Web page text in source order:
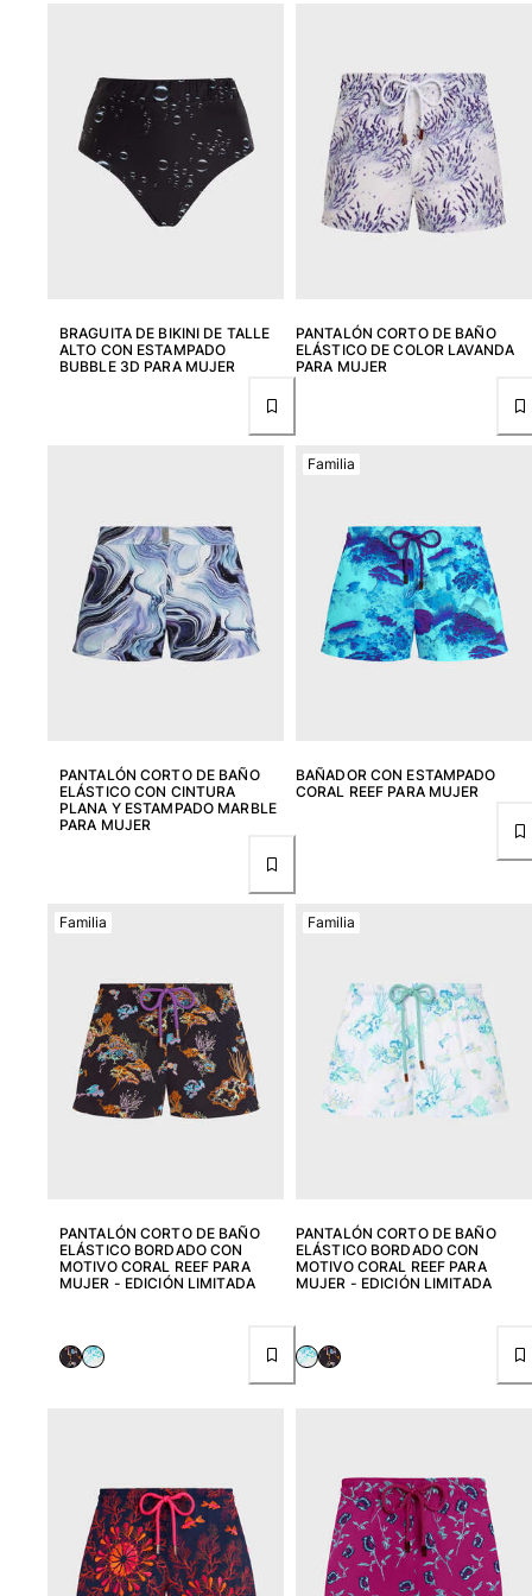
Devolución
Entrega
Preguntas más frecuentes
Buscar una tienda
Contáctanos
BRAGUITA DE BIKINI DE TALLE
ALTO CON ESTAMPADO
BUBBLE 3D PARA MUJER
PANTALÓN CORTO DE BAÑO
ELÁSTICO DE COLOR LAVANDA
PARA MUJER
PANTALÓN CORTO DE BAÑO
ELÁSTICO CON CINTURA
PLANA Y ESTAMPADO MARBLE
PARA MUJER
BAÑADOR CON ESTAMPADO
CORAL REEF PARA MUJER
Familia
PANTALÓN CORTO DE BAÑO
ELÁSTICO BORDADO CON
MOTIVO CORAL REEF PARA
MUJER - EDICIÓN LIMITADA
Familia
PANTALÓN CORTO DE BAÑO
ELÁSTICO BORDADO CON
MOTIVO CORAL REEF PARA
MUJER - EDICIÓN LIMITADA
Familia